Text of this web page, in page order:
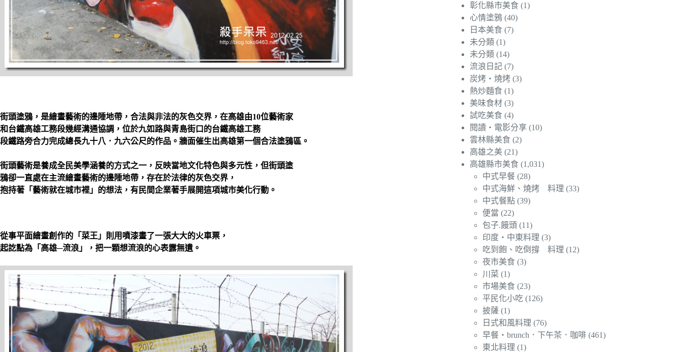
街頭塗鴉，是繪畫藝術的邊陲地帶，合法與非法的灰色交界，在高雄由10位藝術家
和台鐵高雄工務段幾經溝通協調，位於九如路與青島街口的台鐵高雄工務
段鐵路旁合力完成總長九十八．九六公尺的作品。牆面催生出高雄第一個合法塗鴉區。
街頭藝術是養成全民美學涵養的方式之一，反映當地文化特色與多元性，但街頭塗
鴉卻一直處在主流繪畫藝術的邊陲地帶，存在於法律的灰色交界，
抱持著「藝術就在城市裡」的想法，有民間企業著手展開這項城市美化行動。
從事平面繪畫創作的「菜王」則用噴漆畫了一張大大的火車票，
起訖點為「高雄─流浪」，把一顆想流浪的心表露無遺。
彰化縣市美食 (1)
心情塗鴉 (40)
日本美食 (7)
未分類 (1)
未分類 (14)
流浪日記 (7)
炭烤‧燒烤 (3)
熱炒麵食 (1)
美味食材 (3)
試吃美食 (4)
閱讀‧電影分享 (10)
雲林縣美食 (2)
高雄之美 (21)
高雄縣市美食 (1,031)
中式早餐 (28)
中式海鮮、燒烤 料理 (33)
中式餐點 (39)
便當 (22)
包子.饅頭 (11)
印度‧中東料理 (3)
吃到飽、吃倒撐 料理 (12)
夜市美食 (3)
川菜 (1)
市場美食 (23)
平民化小吃 (126)
披薩 (1)
日式和風料理 (76)
早餐‧brunch．下午茶．咖啡 (461)
東北料理 (1)